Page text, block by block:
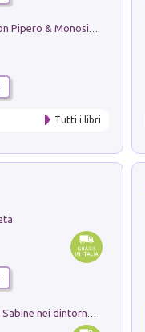
Tutti i libri